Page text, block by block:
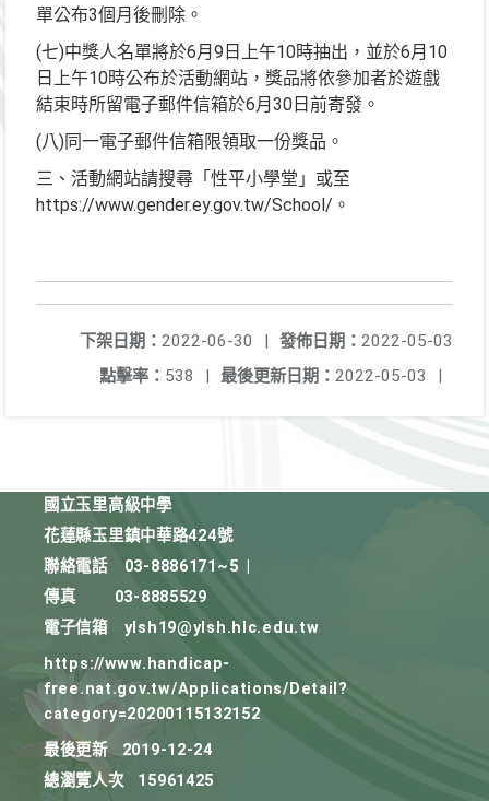
單公布3個月後刪除。
(七)中獎人名單將於6月9日上午10時抽出，並於6月10
日上午10時公布於活動網站，獎品將依參加者於遊戲
結束時所留電子郵件信箱於6月30日前寄發。
(八)同一電子郵件信箱限領取一份獎品。
三、活動網站請搜尋「性平小學堂」或至
https://www.gender.ey.gov.tw/School/。
發佈日期： 2022-05-03
下架日期： 2022-06-30
|
最後更新日期： 2022-05-03 |
點擊率： 538 |
國立玉里高級中學
花蓮縣玉里鎮中華路424號
聯絡電話
03-8886171~5
傳真
03-8885529
電子信箱
ylsh19@ylsh.hlc.edu.tw
https://www.handicap-
free.nat.gov.tw/Applications/Detail?
category=20200115132152
最後更新
2019-12-24
總瀏覽人次
15961425